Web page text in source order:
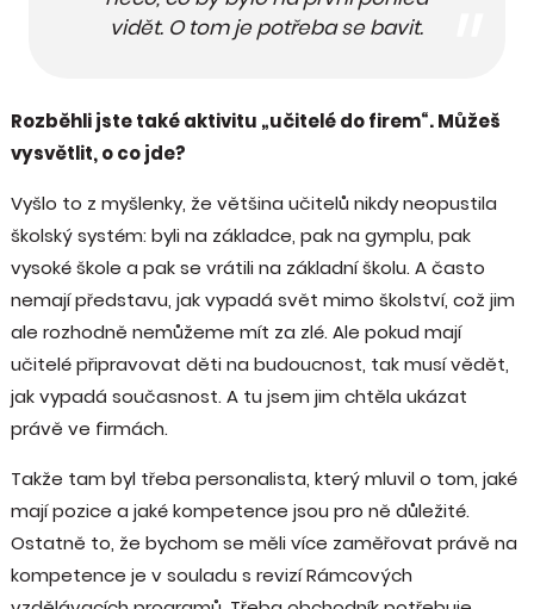
vidět. O tom je potřeba se bavit.
Rozběhli jste také aktivitu „učitelé do firem“. Můžeš
vysvětlit, o co jde?
Vyšlo to z myšlenky, že většina učitelů nikdy neopustila
školský systém: byli na základce, pak na gymplu, pak
vysoké škole a pak se vrátili na základní školu. A často
nemají představu, jak vypadá svět mimo školství, což jim
ale rozhodně nemůžeme mít za zlé. Ale pokud mají
učitelé připravovat děti na budoucnost, tak musí vědět,
jak vypadá současnost. A tu jsem jim chtěla ukázat
právě ve firmách.
Takže tam byl třeba personalista, který mluvil o tom, jaké
mají pozice a jaké kompetence jsou pro ně důležité.
Ostatně to, že bychom se měli více zaměřovat právě na
kompetence je v souladu s revizí Rámcových